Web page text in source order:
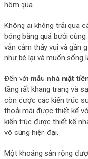
hôm qua.
Không ai không trải qua
bóng bằng quả bưởi
vẫn cảm thấy vui và gần
như bé lại và muốn sống
Đến với mẫu nhà mặt
tầng rất khang trang và
còn được các kiến trúc
thoải mái được thiết kế
kiến trúc được thiết kế
vô cùng hiện đại,
Một khoảng sân rộng